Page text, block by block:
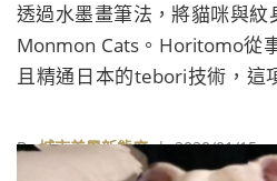
透過水墨畫筆法，將貓咪與
Monmon Cats。Horitomo從
且精通日本的tebori技術，這
By城市美學新態度| 2020/01/15